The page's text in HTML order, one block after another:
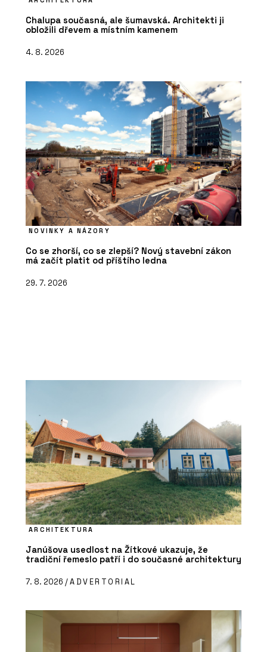
Chalupa současná, ale šumavská. Architekti ji
obložili dřevem a místním kamenem
4. 8. 2026
NOVINKY A NÁZORY
Co se zhorší, co se zlepší? Nový stavební zákon
má začít platit od příštího ledna
29. 7. 2026
ARCHITEKTURA
Janúšova usedlost na Žítkové ukazuje, že
tradiční řemeslo patří i do současné architektury
7. 8. 2026 /ADVERTORIAL